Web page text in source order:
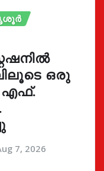
ഒരു
7, 2026